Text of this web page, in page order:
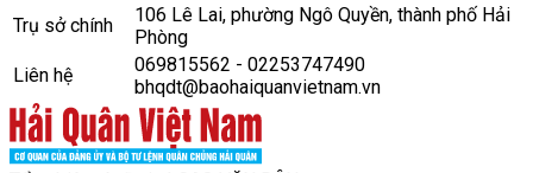
Trụ sở chính
106 Lê Lai, phường Ngô Quyền, thành phố Hải
Phòng
Liên hệ
069815562 - 02253747490
bhqdt@baohaiquanvietnam.vn